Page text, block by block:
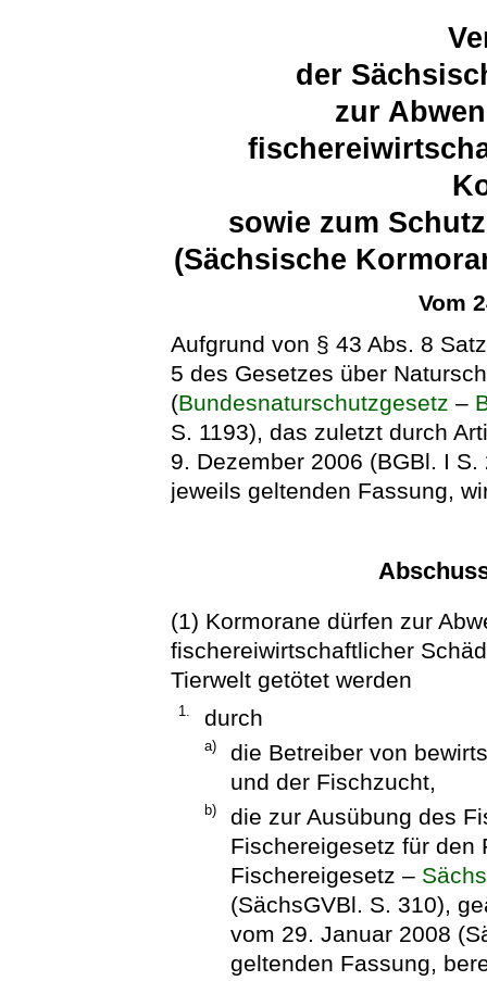
der
zur
sowie zum
(Sächsische
Vom
Aufgrund von § 43 Abs. 8
5 des Gesetzes über
(Bundesnaturschutzgesetz –
S. 1193), das zuletzt durch
9. Dezember 2006 (BGBl. I
jeweils geltenden Fassung,
(1) Kormorane dürfen zur
fischereiwirtschaftlicher
Tierwelt getötet werden
1. durch
a)
die Betreiber von
und der Fischzucht,
b)
die zur Ausübung des
Fischereigesetz für den
Fischereigesetz –
(SächsGVBl. S. 310),
vom 29. Januar 2008
geltenden Fassung,